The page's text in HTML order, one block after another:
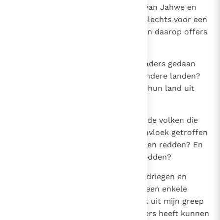
aan de offerhoogten en altaren van Jahwe en
tot Juda en Jeruzalem gezegd: Slechts voor een
altaar mag u neerbuigen en alleen daarop offers
Weet u niet wat ik en mijn voorvaders gedaan
hebben met de volken van alle andere landen?
Hebben de goden van die volken hun land uit
Heeft ooit een van de goden van de volken die
door mijn voorvaders met de banvloek getroffen
zijn, zijn volk uit mijn greep kunnen redden? En
zou uw God u dan wel kunnen redden?
Welnu, laat u niet door Hizkia bedriegen en
misleiden. Geloof hem niet. Als geen enkele
andere god een volk of koninkrijk uit mijn greep
of uit de greep van mijn voorvaders heeft kunnen